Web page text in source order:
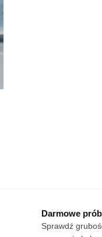
Darmowe
Sprawdź